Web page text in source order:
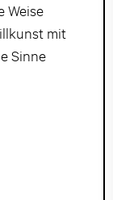
Weise
mit
Sinne